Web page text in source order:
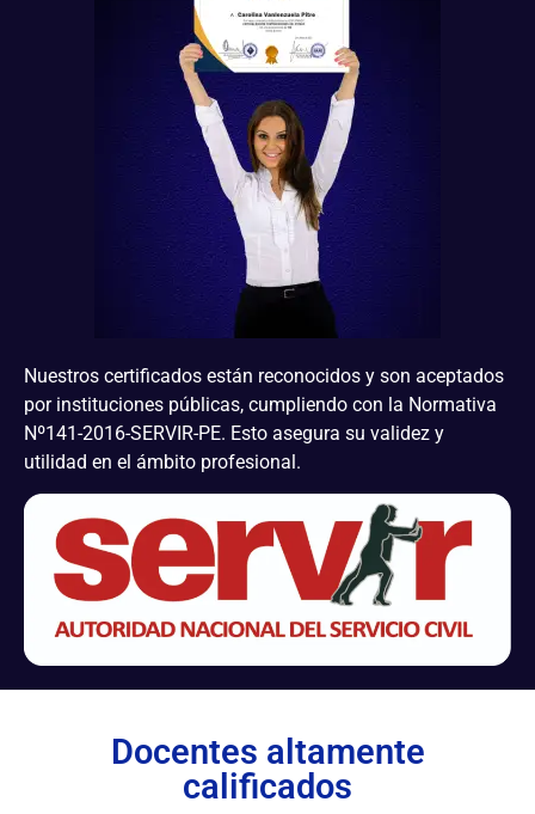
Nuestros certificados están reconocidos y son aceptados
por instituciones públicas, cumpliendo con la Normativa
Nº141-2016-SERVIR-PE. Esto asegura su validez y
utilidad en el ámbito profesional.
Docentes altamente
calificados